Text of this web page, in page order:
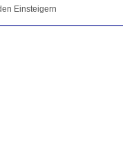
Einsteigern